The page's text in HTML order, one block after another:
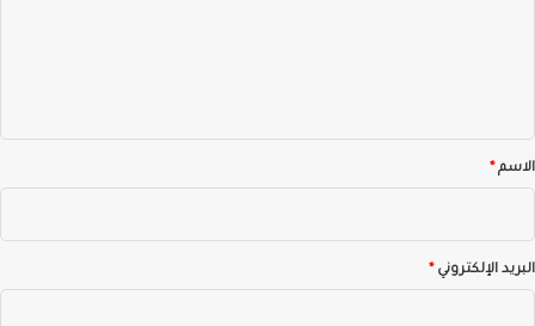
*الاسم *
البريد الإلكتروني *